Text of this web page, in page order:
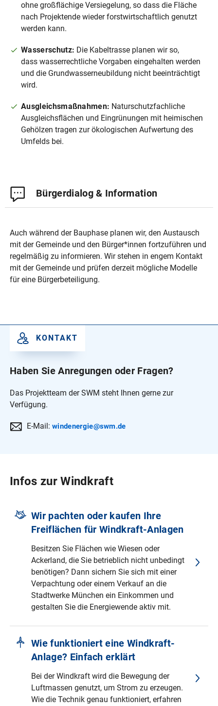
ohne großflächige Versiegelung, so dass die Fläche
nach Projektende wieder forstwirtschaftlich genutzt
werden kann.
Wasserschutz: Die Kabeltrasse planen wir so,
dass wasserrechtliche Vorgaben eingehalten werden
und die Grundwasserneubildung nicht beeinträchtigt
wird.
Ausgleichsmaßnahmen: Naturschutzfachliche
Ausgleichsflächen und Eingrünungen mit heimischen
Gehölzen tragen zur ökologischen Aufwertung des
Umfelds bei.
Bürgerdialog & Information
Auch während der Bauphase planen wir, den Austausch
mit der Gemeinde und den Bürger*innen fortzuführen und
regelmäßig zu informieren. Wir stehen in engem Kontakt
mit der Gemeinde und prüfen derzeit mögliche Modelle
für eine Bürgerbeteiligung.
KONTAKT
Haben Sie Anregungen oder Fragen?
Das Projektteam der SWM steht Ihnen gerne zur
Verfügung.
E-Mail: windenergie@swm.de
Infos zur Windkraft
Wir pachten oder kaufen Ihre
Freiflächen für Windkraft-Anlagen
Besitzen Sie Flächen wie Wiesen oder
Ackerland, die Sie betrieblich nicht unbedingt
benötigen? Dann sichern Sie sich mit einer
Verpachtung oder einem Verkauf an die
Stadtwerke München ein Einkommen und
gestalten Sie die Energiewende aktiv mit.
Wie funktioniert eine Windkraft-
Anlage? Einfach erklärt
Bei der Windkraft wird die Bewegung der
Luftmassen genutzt, um Strom zu erzeugen.
Wie die Technik genau funktioniert, erfahren